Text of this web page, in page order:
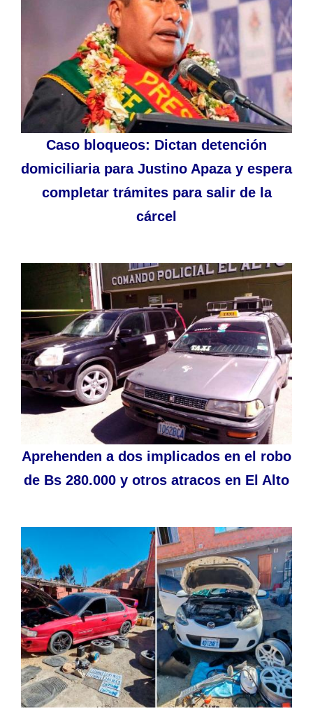
Caso bloqueos: Dictan detención
domiciliaria para Justino Apaza y espera
completar trámites para salir de la
cárcel
Aprehenden a dos implicados en el robo
de Bs 280.000 y otros atracos en El Alto